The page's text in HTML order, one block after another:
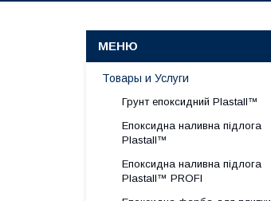
Товары и Услуги
Грунт епоксидний Plastall™
Епоксидна наливна підлога
Plastall™
Епоксидна наливна підлога
Plastall™ PROFI